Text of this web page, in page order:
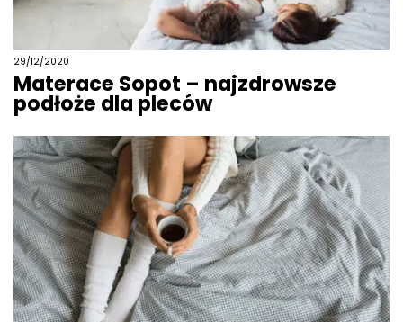
29/12/2020
Materace Sopot – najzdrowsze
podłoże dla pleców